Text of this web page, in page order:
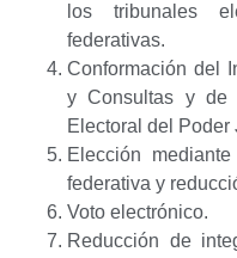
los tribunales
federativas.
Conformación del
y Consultas y de
Electoral del
Elección
federativa y
Voto electrónico.
Reducción de